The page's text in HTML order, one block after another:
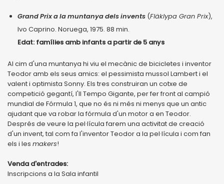
Grand Prix a la muntanya dels invents (Fläklypa Gran Prix),
Ivo Caprino. Noruega, 1975. 88 min.
Edat: famílies amb infants a partir de 5 anys
Al cim d'una muntanya hi viu el mecànic de bicicletes i inventor
Teodor amb els seus amics: el pessimista mussol Lambert i el
valent i optimista Sonny. Els tres construiran un cotxe de
competició gegantí, l'Il Tempo Gigante, per fer front al campió
mundial de Fórmula 1, que no és ni més ni menys que un antic
ajudant que va robar la fórmula d'un motor a en Teodor.
Després de veure la pel·lícula farem una activitat de creació
d'un invent, tal com fa l'inventor Teodor a la pel·lícula i com fan
els i les makers!
Venda d'entrades:
Inscripcions a la Sala infantil